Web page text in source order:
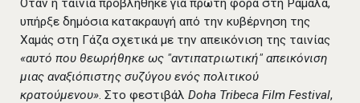
Όταν η ταινία προβλήθηκε για πρώτη φορά στη Ραμάλα,
υπήρξε δημόσια κατακραυγή από την κυβέρνηση της
Χαμάς στη Γάζα σχετικά με την απεικόνιση της ταινίας
«αυτό που θεωρήθηκε ως "αντιπατριωτική" απεικόνιση
μιας αναξιόπιστης συζύγου ενός πολιτικού
κρατούμενου». Στο φεστιβάλ Doha Tribeca Film Festival,